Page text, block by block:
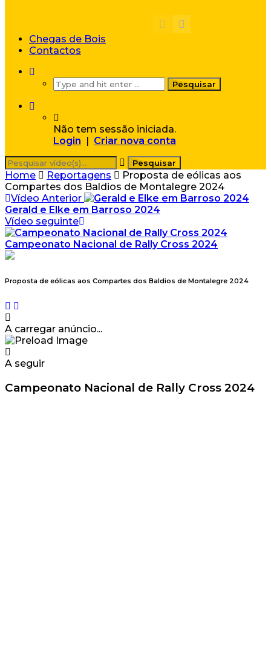
Chegas de Bois
Contactos
Não tem sessão iniciada.
Login
Criar nova conta
Home Reportagens
Proposta de eólicas aos
Compartes dos Baldios de Montalegre 2024
Vídeo Anterior
Gerald e Elke em Barroso 2024
Vídeo seguinte
Campeonato Nacional de Rally Cross 2024
Proposta de eólicas aos Compartes dos Baldios de Montalegre 2024
A carregar anúncio...
A seguir
Campeonato Nacional de Rally Cross 2024